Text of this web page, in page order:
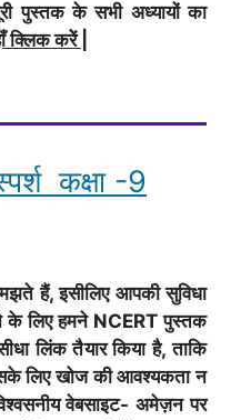
पुस्तक के सभी अध्यायों का
क्लिक करेें
कक्षा -9
हैं, इसीलिए आपकी सुविधा
लिए हमने NCERT पुस्तक
लिंक तैयार किया है, ताकि
लिए खोज की आवश्यकता न
वेबसाइट- अमेज़न पर